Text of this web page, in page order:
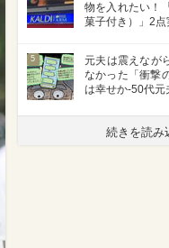
物を入れたい！
菓子付き）」2点
5
元夫は震えなが
なかった「衝撃
は幸せか-50代元
続きを読み